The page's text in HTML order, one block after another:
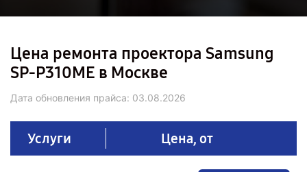
Цена ремонта проектора Samsung
SP-P310ME в Москве
Дата обновления прайса: 03.08.2026
Услуги Цена, от